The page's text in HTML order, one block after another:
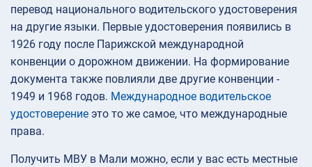
перевод национального водительского удостоверения
на другие языки. Первые удостоверения появились в
1926 году после Парижской международной
конвенции о дорожном движении. На формирование
документа также повлияли две другие конвенции -
1949 и 1968 годов. Международное водительское
удостоверение это то же самое, что международные
права.
Получить МВУ в Мали можно, если у вас есть местные